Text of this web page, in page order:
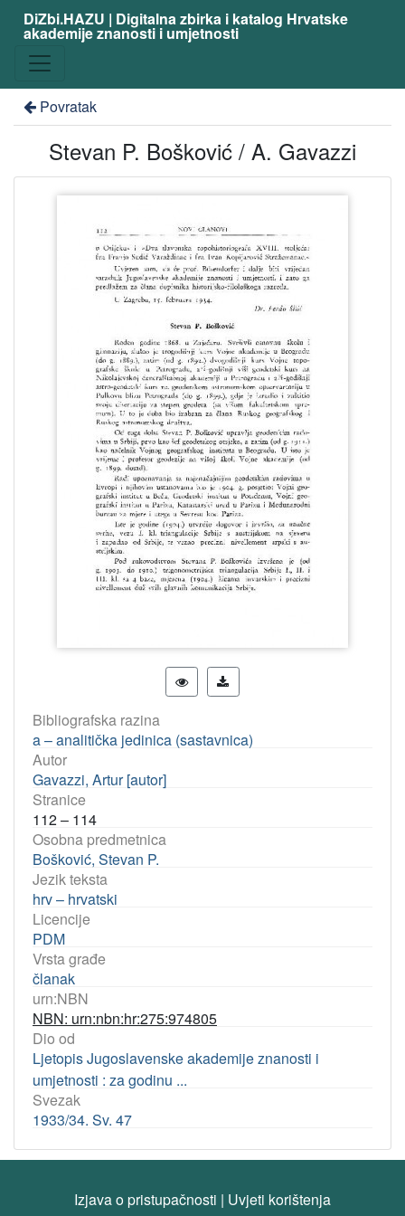
DiZbi.HAZU | Digitalna zbirka i katalog Hrvatske
akademije znanosti i umjetnosti
Povratak
Stevan P. Bošković / A. Gavazzi
Bibliografska razina
a – analitička jedinica (sastavnica)
Autor
Gavazzi, Artur [autor]
Stranice
112 – 114
Osobna predmetnica
Bošković, Stevan P.
Jezik teksta
hrv – hrvatski
Licencije
PDM
Vrsta građe
članak
urn:NBN
NBN: urn:nbn:hr:275:974805
Dio od
Ljetopis Jugoslavenske akademije znanosti i
umjetnosti : za godinu ...
Svezak
1933/34. Sv. 47
Izjava o pristupačnosti | Uvjeti korištenja